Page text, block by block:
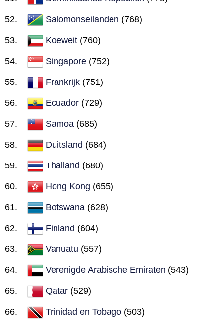
Salomonseilanden (768)
Koeweit (760)
Singapore (752)
Frankrijk (751)
Ecuador (729)
Samoa (685)
Duitsland (684)
Thailand (680)
Hong Kong (655)
Botswana (628)
Finland (604)
Vanuatu (557)
Verenigde Arabische Emiraten (543)
Qatar (529)
Trinidad en Tobago (503)